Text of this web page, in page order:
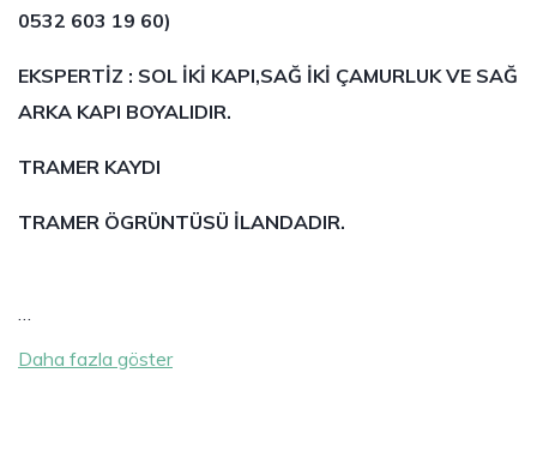
0532 603 19 60)
EKSPERTİZ : SOL İKİ KAPI,SAĞ İKİ ÇAMURLUK VE SAĞ
ARKA KAPI BOYALIDIR.
TRAMER KAYDI
TRAMER ÖGRÜNTÜSÜ İLANDADIR.
…
Daha fazla göster